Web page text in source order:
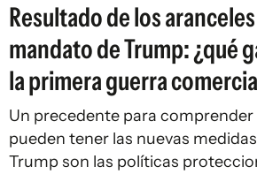
Resultado de los
mandato de Trump: ¿qué
la primera guerra
Un precedente para
pueden tener las nuevas
Trump son las políticas